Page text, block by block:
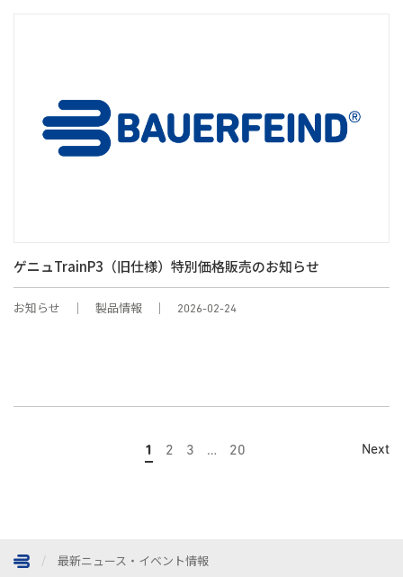
ゲニュTrainP3（旧仕様）特別価格販売のお知らせ
お知らせ 製品情報 2026-02-24
1 2 3 … 20 Next
最新ニュース・イベント情報